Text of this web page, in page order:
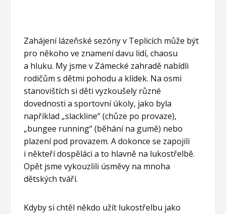
Zahájení lázeňské sezóny v Teplicích může být
pro někoho ve znamení davu lidí, chaosu
a hluku. My jsme v Zámecké zahradě nabídli
rodičům s dětmi pohodu a klídek. Na osmi
stanovištích si děti vyzkoušely různé
dovednosti a sportovní úkoly, jako byla
například „slackline“ (chůze po provaze),
„bungee running“ (běhání na gumě) nebo
plazení pod provazem. A dokonce se zapojili
i někteří dospěláci a to hlavně na lukostřelbě.
Opět jsme vykouzlili úsměvy na mnoha
dětských tváří.
Kdyby si chtěl někdo užít lukostřelbu jako